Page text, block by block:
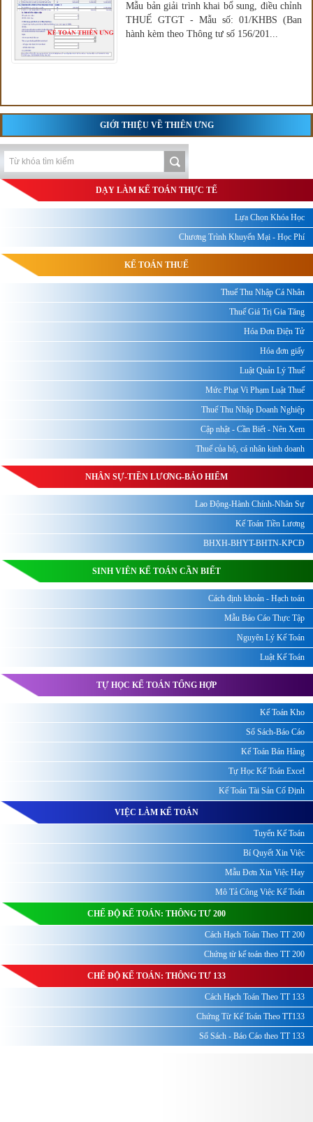
Mẫu bản giải trình khai bổ sung, điều chỉnh
THUẾ GTGT - Mẫu số: 01/KHBS (Ban
hành kèm theo Thông tư số 156/201...
GIỚI THIỆU VỀ THIÊN ƯNG
DẠY LÀM KẾ TOÁN THỰC TẾ
Lựa Chọn Khóa Học
Chương Trình Khuyến Mại - Học Phí
KẾ TOÁN THUẾ
Thuế Thu Nhập Cá Nhân
Thuế Giá Trị Gia Tăng
Hóa Đơn Điện Tử
Hóa đơn giấy
Luật Quản Lý Thuế
Mức Phạt Vi Phạm Luật Thuế
Thuế Thu Nhập Doanh Nghiệp
Cập nhật - Cần Biết - Nên Xem
Thuế của hộ, cá nhân kinh doanh
NHÂN SỰ-TIỀN LƯƠNG-BẢO HIỂM
Lao Động-Hành Chính-Nhân Sự
Kế Toán Tiền Lương
BHXH-BHYT-BHTN-KPCĐ
SINH VIÊN KẾ TOÁN CẦN BIẾT
Cách định khoản - Hạch toán
Mẫu Báo Cáo Thực Tập
Nguyên Lý Kế Toán
Luật Kế Toán
TỰ HỌC KẾ TOÁN TỔNG HỢP
Kế Toán Kho
Sổ Sách-Báo Cáo
Kế Toán Bán Hàng
Tự Học Kế Toán Excel
Kế Toán Tài Sản Cố Định
VIỆC LÀM KẾ TOÁN
Tuyển Kế Toán
Bí Quyết Xin Việc
Mẫu Đơn Xin Việc Hay
Mô Tả Công Việc Kế Toán
CHẾ ĐỘ KẾ TOÁN: THÔNG TƯ 200
Cách Hạch Toán Theo TT 200
Chứng từ kế toán theo TT 200
CHẾ ĐỘ KẾ TOÁN: THÔNG TƯ 133
Cách Hạch Toán Theo TT 133
Chứng Từ Kế Toán Theo TT133
Sổ Sách - Báo Cáo theo TT 133